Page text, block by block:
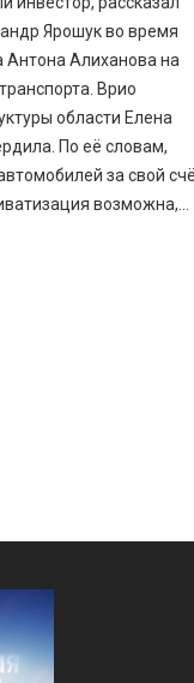
Ярошук во время
Антона Алиханова на
Врио
области Елена
По её словам,
за свой
возможна,...